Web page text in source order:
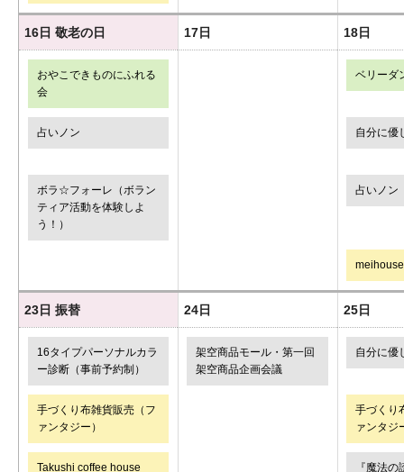
16日 敬老の日 17日 18日
おやこできものにふれる
会
ベリーダ
占いノン 自分に優
ボラ☆フォーレ（ボラン
ティア活動を体験しよ
う！）
占いノン
meihouse
23日 振替 24日 25日
16タイプパーソナルカラ
ー診断（事前予約制）
架空商品モール・第一回
架空商品企画会議
自分に優
手づくり布雑貨販売（フ
ァンタジー）
手づくり
ァンタジ
Takushi coffee house
『魔法